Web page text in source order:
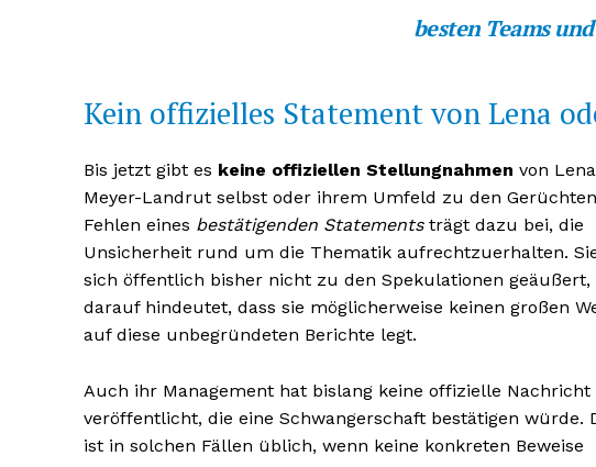
besten Teams
Kein offizielles Statement von Lena
Bis jetzt gibt es keine offiziellen Stellungnahmen von Lena
Meyer-Landrut selbst oder ihrem Umfeld zu den
Fehlen eines bestätigenden Statementsträgt dazu bei, die
Unsicherheit rund um die Thematik aufrechtzuerhalten.
sich öffentlich bisher nicht zu den Spekulationen geäußert,
darauf hindeutet, dass sie möglicherweise keinen großen
auf diese unbegründeten Berichte legt.
Auch ihr Management hat bislang keine offizielle Nachricht
veröffentlicht, die eine Schwangerschaft bestätigen würde.
ist in solchen Fällen üblich, wenn keine konkreten Beweise